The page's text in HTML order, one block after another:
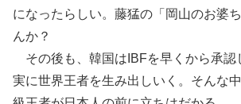
になったらしい。藤猛の「岡山のお婆
んか？
その後も、韓国はIBFを早くから承認
実に世界王者を生み出しいく。そんな